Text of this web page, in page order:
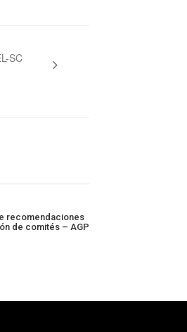
SC
recomendaciones
de comités – AGP